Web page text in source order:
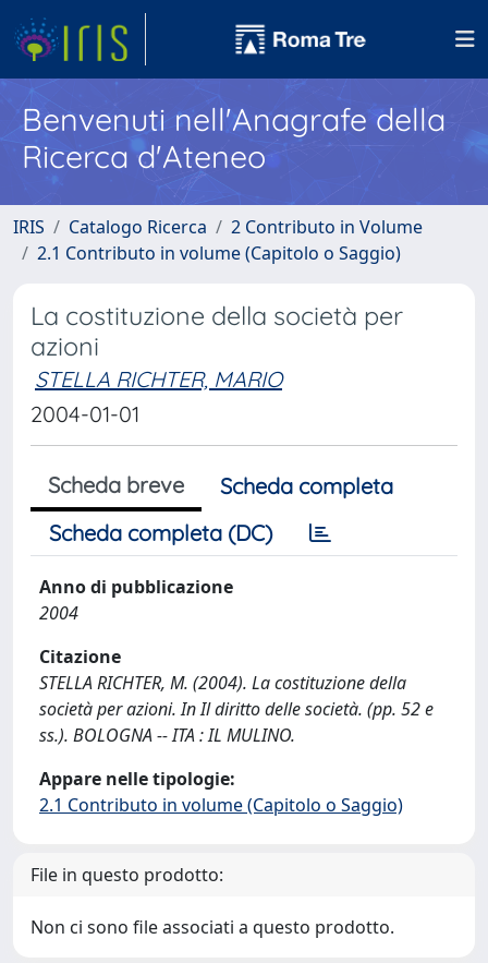
Benvenuti nell'Anagrafe della
Ricerca d'Ateneo
IRIS Catalogo Ricerca
2 Contributo in Volume
2.1 Contributo in volume (Capitolo o Saggio)
La costituzione della società per
azioni
STELLA RICHTER, MARIO
2004-01-01
Scheda breve
Scheda completa
Scheda completa (DC)
Anno di pubblicazione
2004
Citazione
STELLA RICHTER, M. (2004). La costituzione della
società per azioni. In Il diritto delle società. (pp. 52 e
ss.). BOLOGNA -- ITA : IL MULINO.
Appare nelle tipologie:
2.1 Contributo in volume (Capitolo o Saggio)
File in questo prodotto:
Non ci sono file associati a questo prodotto.